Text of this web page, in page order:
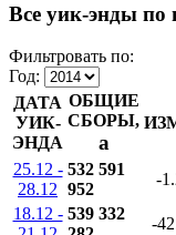
Все уик-энды по
Фильтровать по:
Год:
ДАТА
УИК-
ЭНДА
ОБЩИЕ
СБОРЫ,
a
25.12 -
28.12
532 591
952
-
18.12 - 539 332
-